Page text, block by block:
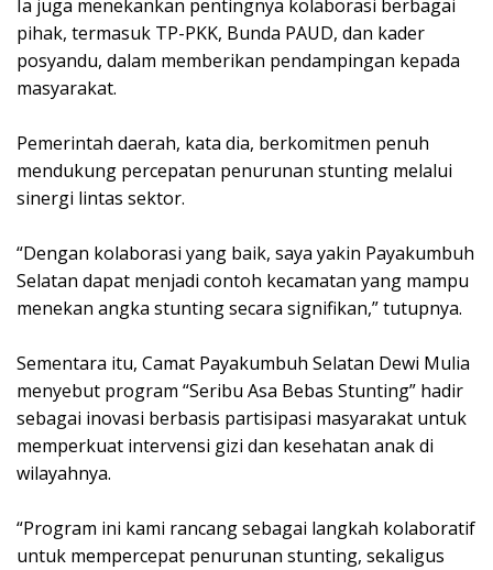
Ia juga menekankan pentingnya kolaborasi berbagai
pihak, termasuk TP-PKK, Bunda PAUD, dan kader
posyandu, dalam memberikan pendampingan kepada
masyarakat.
Pemerintah daerah, kata dia, berkomitmen penuh
mendukung percepatan penurunan stunting melalui
sinergi lintas sektor.
“Dengan kolaborasi yang baik, saya yakin Payakumbuh
Selatan dapat menjadi contoh kecamatan yang mampu
menekan angka stunting secara signifikan,” tutupnya.
Sementara itu, Camat Payakumbuh Selatan Dewi Mulia
menyebut program “Seribu Asa Bebas Stunting” hadir
sebagai inovasi berbasis partisipasi masyarakat untuk
memperkuat intervensi gizi dan kesehatan anak di
wilayahnya.
“Program ini kami rancang sebagai langkah kolaboratif
untuk mempercepat penurunan stunting, sekaligus